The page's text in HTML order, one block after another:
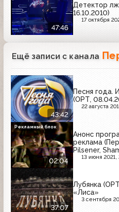
47:46
Детектор
16.10.2010)
17 октября
Ещё записи с канала
43:42
Песня года.
(ОРТ,
22 августа
02:04
Анонс
реклама
Pilsener,
13 июня 2021,
Рекламный блок
37:07
Лубянка
«Лиса»
3 сентября